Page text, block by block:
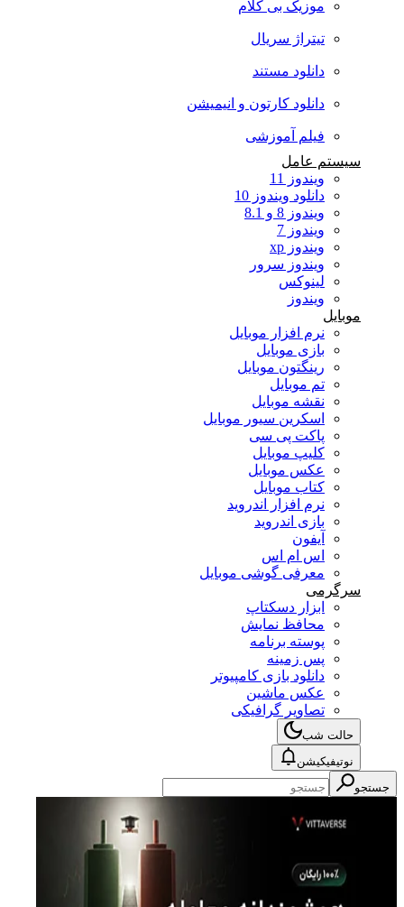
موزیک بی کلام
تیتراژ سریال
دانلود مستند
دانلود کارتون و انیمیشن
فیلم آموزشی
سیستم عامل
ویندوز 11
دانلود ویندوز 10
ویندوز 8 و 8.1
ویندوز 7
ویندوز xp
ویندوز سرور
لینوکس
ویندوز
موبایل
نرم افزار موبایل
بازی موبایل
رینگتون موبایل
تم موبایل
نقشه موبایل
اسکرین سیور موبایل
پاکت پی سی
کلیپ موبایل
عکس موبایل
کتاب موبایل
نرم افزار اندروید
بازی اندروید
آیفون
اس ام اس
معرفی گوشی موبایل
سرگرمی
ابزار دسکتاپ
محافظ نمایش
پوسته برنامه
پس زمینه
دانلود بازی کامپیوتر
عکس ماشین
تصاویر گرافیکی
حالت شب
نوتیفیکیشن
جستجو